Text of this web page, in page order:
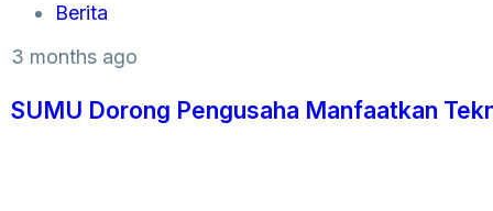
Berita
3 months ago
SUMU Dorong Pengusaha Manfaatkan